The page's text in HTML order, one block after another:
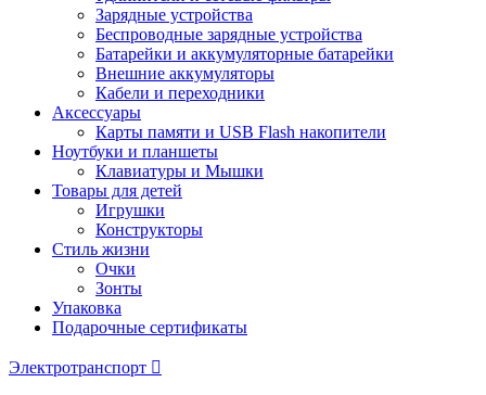
Зарядные устройства
Беспроводные зарядные устройства
Батарейки и аккумуляторные батарейки
Внешние аккумуляторы
Кабели и переходники
Аксессуары
Карты памяти и USB Flash накопители
Ноутбуки и планшеты
Клавиатуры и Мышки
Товары для детей
Игрушки
Конструкторы
Стиль жизни
Очки
Зонты
Упаковка
Подарочные сертификаты
Электротранспорт